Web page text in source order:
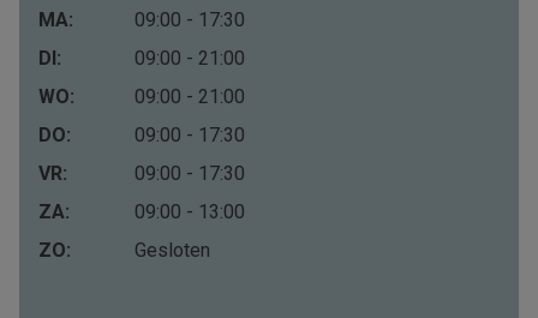
MA:
09:00 - 17:30
DI:
09:00 - 21:00
WO:
09:00 - 21:00
DO:
09:00 - 17:30
VR:
09:00 - 17:30
ZA:
09:00 - 13:00
ZO:
Gesloten